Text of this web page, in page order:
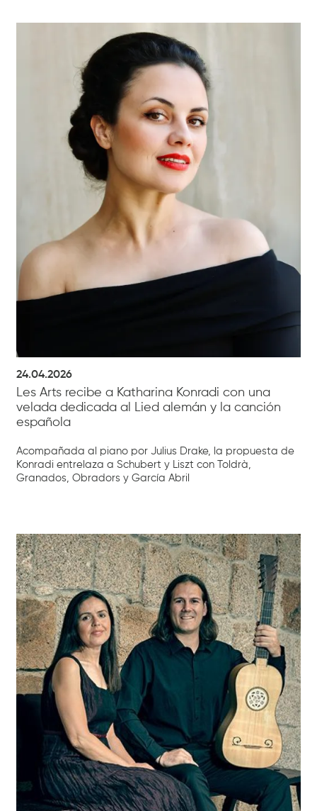
24.04.2026
Les Arts recibe a Katharina Konradi con una
velada dedicada al Lied alemán y la canción
española
Acompañada al piano por Julius Drake, la propuesta de
Konradi entrelaza a Schubert y Liszt con Toldrà,
Granados, Obradors y García Abril